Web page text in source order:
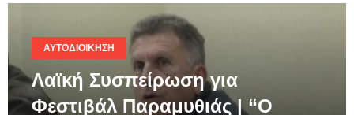
ΑΥΤΟΔΙΟΊΚΗΣΗ
Λαϊκή Συσπείρωση για
Φεστιβάλ Παραμυθιάς | “Ο